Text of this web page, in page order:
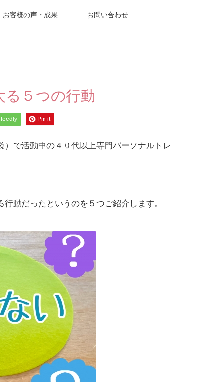
お客様の声・成果 お問い合わせ
５つの行動
feedly Pin it
で活動中の４０代以上専門パーソナルトレ
動だったというのを５つご紹介します。